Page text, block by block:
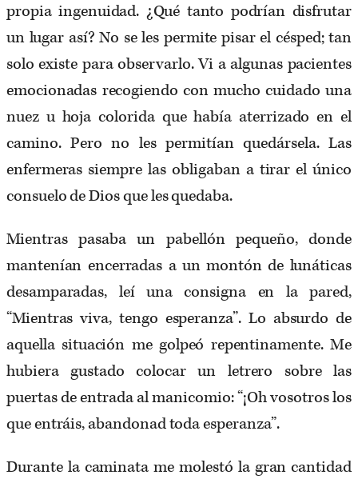
propia ingenuidad. ¿Qué tanto podrían disfrutar
un lugar así? No se les permite pisar el césped; tan
solo existe para observarlo. Vi a algunas pacientes
emocionadas recogiendo con mucho cuidado una
nuez u hoja colorida que había aterrizado en el
camino. Pero no les permitían quedársela. Las
enfermeras siempre las obligaban a tirar el único
consuelo de Dios que les quedaba.
Mientras pasaba un pabellón pequeño, donde
mantenían encerradas a un montón de lunáticas
desamparadas, leí una consigna en la pared,
“Mientras viva, tengo esperanza”. Lo absurdo de
aquella situación me golpeó repentinamente. Me
hubiera gustado colocar un letrero sobre las
puertas de entrada al manicomio: “¡Oh vosotros los
que entráis, abandonad toda esperanza”.
Durante la caminata me molestó la gran cantidad